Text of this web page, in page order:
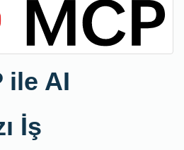
ile AI
İş